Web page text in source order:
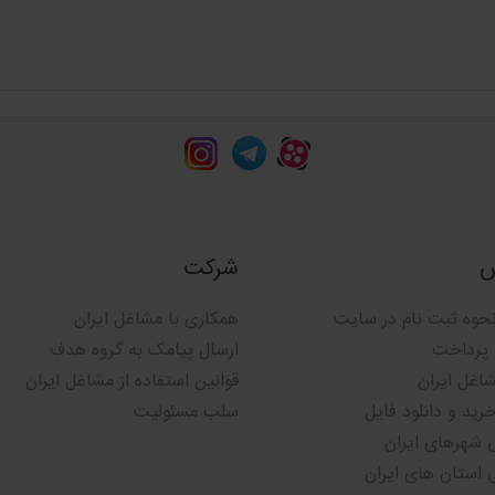
با مشاغل ایران اقدام به قرار دادن قسمتی از کل
جمع آوری می شود؟
مجرب مشاغل ایران
ثبت نام در سایت
پرداخت
ایران
و دانلود فایل
شهرهای ایران
استان های ایران
شرکت
همکاری با مشاغل ایران
ارسال پیامک به گروه هدف
قوانین استفاده از مشاغل ایران
سلب مسئولیت